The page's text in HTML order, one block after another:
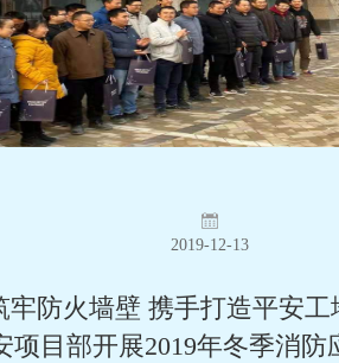
2019-12-13
牢防火墙壁 携手打造平安
项目部开展2019年冬季消防